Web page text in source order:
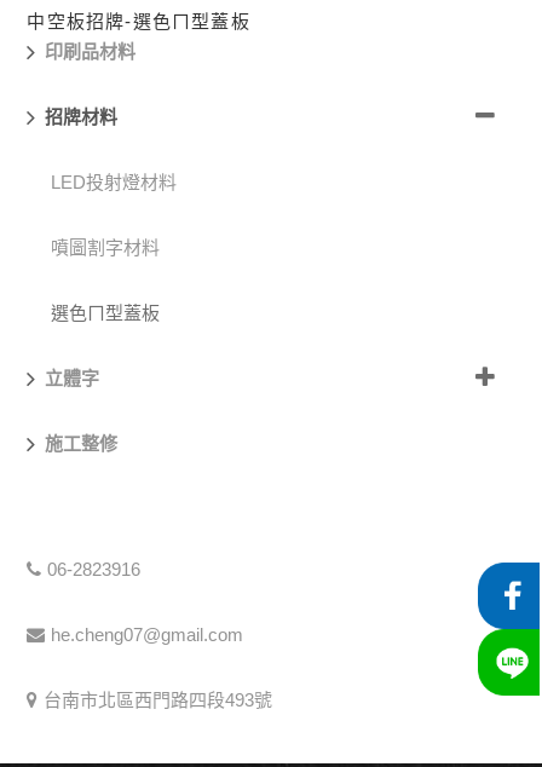
中空板招牌-選色ㄇ型蓋板
印刷品材料
招牌材料
LED投射燈材料
噴圖割字材料
選色ㄇ型蓋板
立體字
施工整修
06-2823916
he.cheng07@gmail.com
台南市北區西門路四段493號